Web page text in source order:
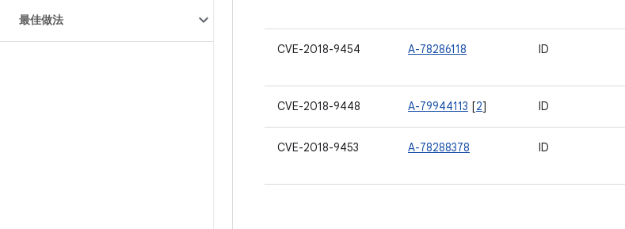
最佳做法
CVE-2018-9454 A-78286118 ID
CVE-2018-9448 A-79944113 [2] ID
CVE-2018-9453 A-78288378 ID